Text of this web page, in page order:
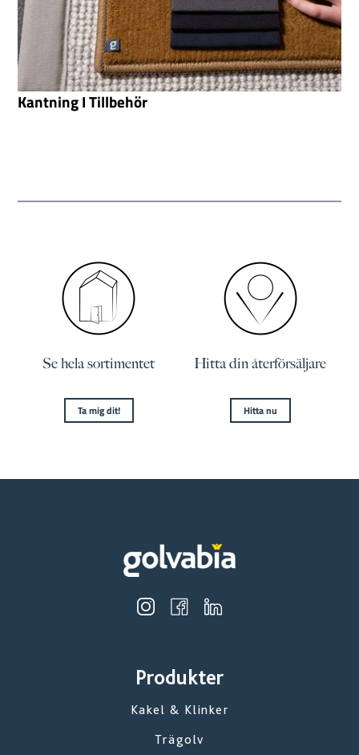
Kantning I Tillbehör
Se hela sortimentet
Ta mig dit!
Hitta din återförsäljare
Hitta nu
Produkter
Kakel & Klinker
Trägolv